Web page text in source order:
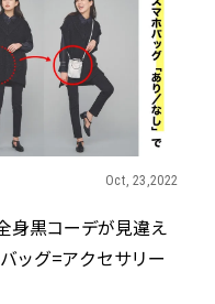
Oct, 23,2022
身黒コーデが見違え
バッグ=アクセサリー
シ
】
ッ
結婚式に
ばれで失
ング22